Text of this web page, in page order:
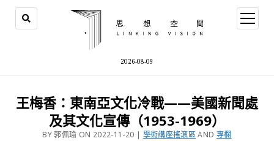
2026-08-09
王梅香：東南亞文化冷戰——美國新聞處
及其文化宣傳（1953-1969）
BY 郭佩瑜 ON 2022-11-20 | 學術講座搖滾區AND 專欄